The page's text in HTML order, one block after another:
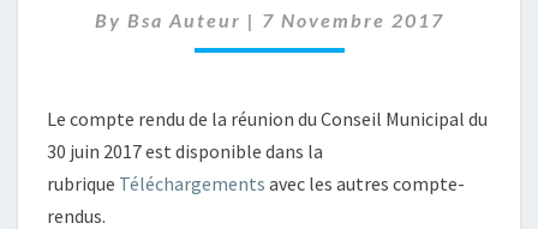
–
By Bsa Auteur | 7 Novembre 2017
Le compte rendu de la réunion du Conseil Municipal du
30 juin 2017 est disponible dans la
rubrique Téléchargements avec les autres compte-
rendus.